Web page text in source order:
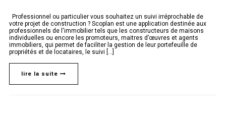
Professionnel ou particulier vous souhaitez un suivi irréprochable de
votre projet de construction ? Scoplan est une application destinée aux
professionnels de l'immobilier tels que les constructeurs de maisons
individuelles ou encore les promoteurs, maitres d’œuvres et agents
immobiliers, qui permet de faciliter la gestion de leur portefeuille de
propriétés et de locataires, le suivi [...]
lire la suite